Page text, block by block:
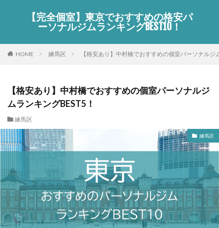
【完全個室】東京でおすすめの格安パ
ーソナルジムランキングBEST10！
HOME 練馬区 【格安あり】中村橋でおすすめの個室パーソナルジ
【格安あり】中村橋でおすすめの個室パーソナルジ
ムランキングBEST5！
練馬区
練馬区